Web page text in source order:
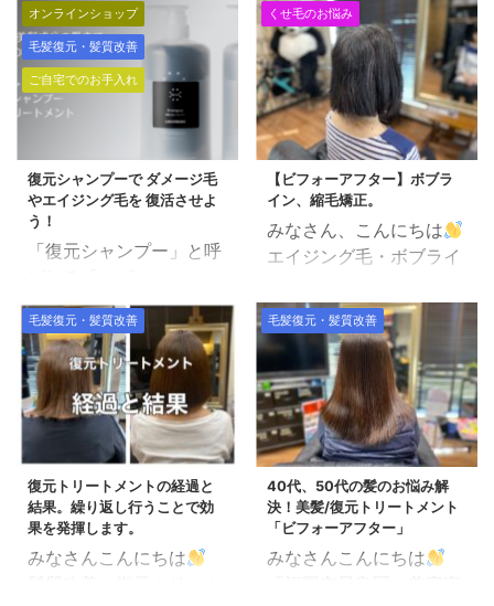
オンラインショップ
毛髪復元・髪質改善
ご自宅でのお手入れ
復元シャンプーで ダメージ毛
やエイジング毛を 復活させよ
う！
「復元シャンプー」と呼
プー＆トリートメント」
の紹介です。 一年以上、
自分も使用しています
し、沢山のお客さんにも
ご愛用いただいているヘ
アケア剤です。 復元シャ
ンプーは40歳以上で「ペ
タンコ毛に悩んでいる
方」の為のシャンプーで
す。 こんなお悩みの方に
は効果絶大！ 髪の毛が薄
くせ毛のお悩み
【ビフォーアフター】ボブラ
イン、縮毛矯正。
みなさん、こんにちは
エイジング毛・ボブライ
ればいけないのが「薬剤
のパワー」と「熱」です
ね。。 仕上がりです。
矯正後にアロマヘナカラ
ーで染めています。
中央スライダーの矢印を
ドラッグして、左右に動
かせばビフォーアフター
を切り替えできます。ス
ライダーより左はビフォ
ー画像、スライダーより
毛髪復元・髪質改善
復元トリートメントの経過と
結果。繰り返し行うことで効
果を発揮します。
みなさんこんにちは
毛髪復元・髪質改善
40代、50代の髪のお悩み解
決！美髪/復元トリートメント
「ビフォーアフター」
みなさんこんにちは